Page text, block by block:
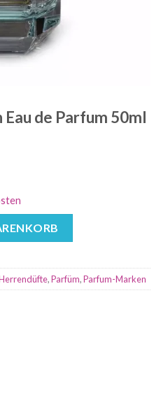
de Parfum 50ml
,Parfüm,Parfum-Marken